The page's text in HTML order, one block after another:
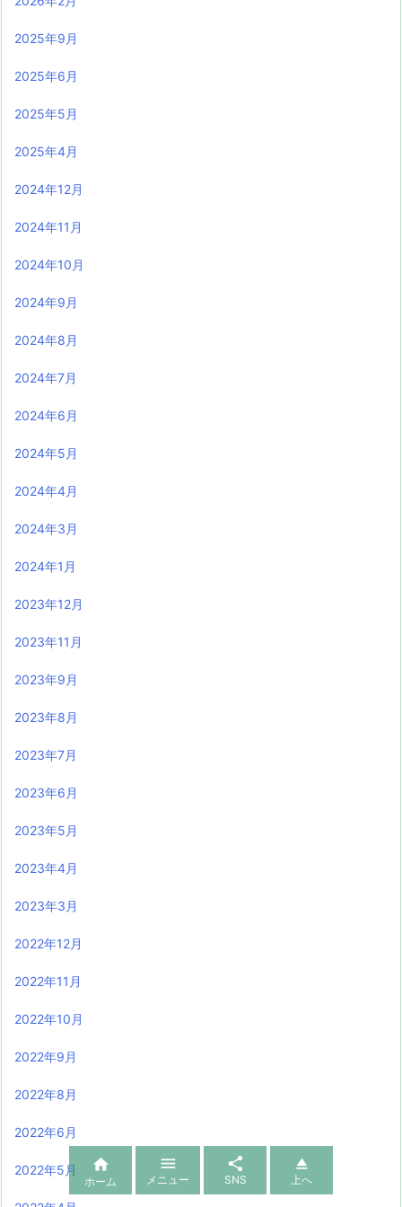
2025年9月
2025年6月
2025年5月
2025年4月
2024年12月
2024年11月
2024年10月
2024年9月
2024年8月
2024年7月
2024年6月
2024年5月
2024年4月
2024年3月
2024年1月
2023年12月
2023年11月
2023年9月
2023年8月
2023年7月
2023年6月
2023年5月
2023年4月
2023年3月
2022年12月
2022年11月
2022年10月
2022年9月
2022年8月
2022年6月
2022年5月 
ホーム

メニュー

SNS

上へ